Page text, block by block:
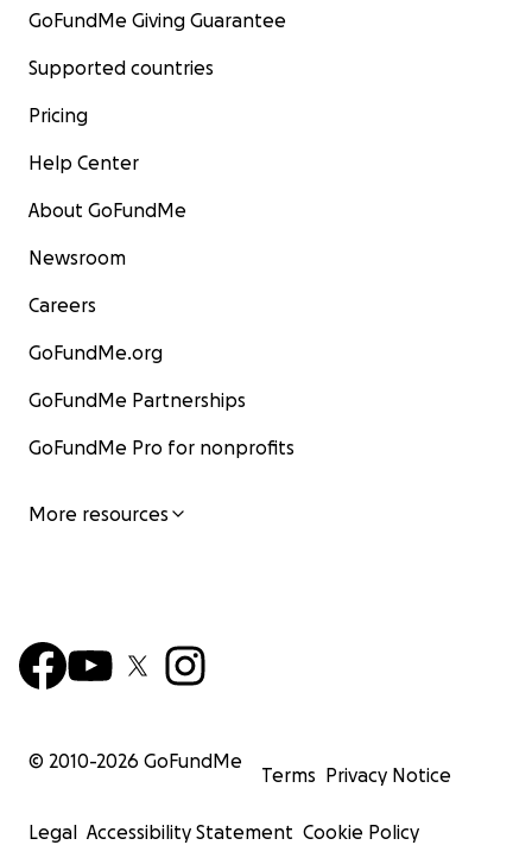
GoFundMe Giving Guarantee
Supported countries
Pricing
Help Center
About GoFundMe
Newsroom
Careers
GoFundMe.org
GoFundMe Partnerships
GoFundMe Pro for nonprofits
More resources
© 2010-2026 GoFundMe
Terms Privacy Notice
Legal Accessibility Statement Cookie Policy